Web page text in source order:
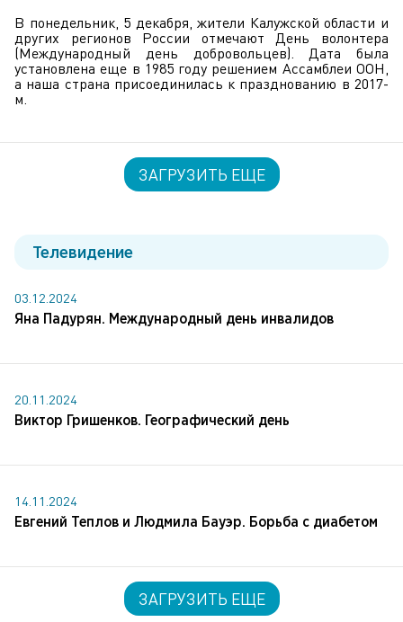
В понедельник, 5 декабря, жители Калужской области и
других регионов России отмечают День волонтера
(Международный день добровольцев). Дата была
установлена еще в 1985 году решением Ассамблеи ООН,
а наша страна присоединилась к празднованию в 2017-
м.
ЗАГРУЗИТЬ ЕЩЕ
Телевидение
03.12.2024
Яна Падурян. Международный день инвалидов
20.11.2024
Виктор Гришенков. Географический день
14.11.2024
Евгений Теплов и Людмила Бауэр. Борьба с диабетом
ЗАГРУЗИТЬ ЕЩЕ